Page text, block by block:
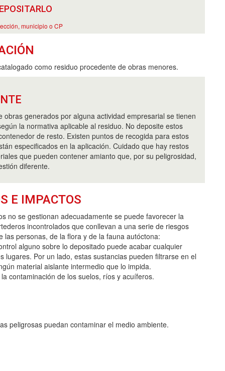
municipio o CP
como residuo procedente de obras menores.
obras generados por alguna actividad empresarial se tienen
la normativa aplicable al residuo. No deposite estos
de resto. Existen puntos de recogida para estos
especificados en la aplicación. Cuidado que hay restos
que pueden contener amianto que, por su peligrosidad,
diferente.
E IMPACTOS
no se gestionan adecuadamente se puede favorecer la
incontrolados que conllevan a una serie de riesgos
las personas, de la flora y de la fauna autóctona:
alguno sobre lo depositado puede acabar cualquier
Por un lado, estas sustancias pueden filtrarse en el
material aislante intermedio que lo impida.
contaminación de los suelos, ríos y acuíferos.
peligrosas puedan contaminar el medio ambiente.